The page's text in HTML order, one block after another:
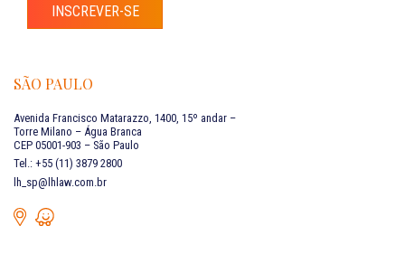
INSCREVER-SE
SÃO PAULO
Avenida Francisco Matarazzo, 1400, 15º andar –
Torre Milano – Água Branca
CEP 05001-903 – São Paulo
Tel.: +55 (11) 3879 2800
lh_sp@lhlaw.com.br